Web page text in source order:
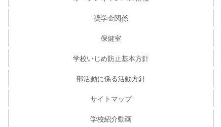
奨学金関係
保健室
学校いじめ防止基本方針
部活動に係る活動方針
サイトマップ
学校紹介動画